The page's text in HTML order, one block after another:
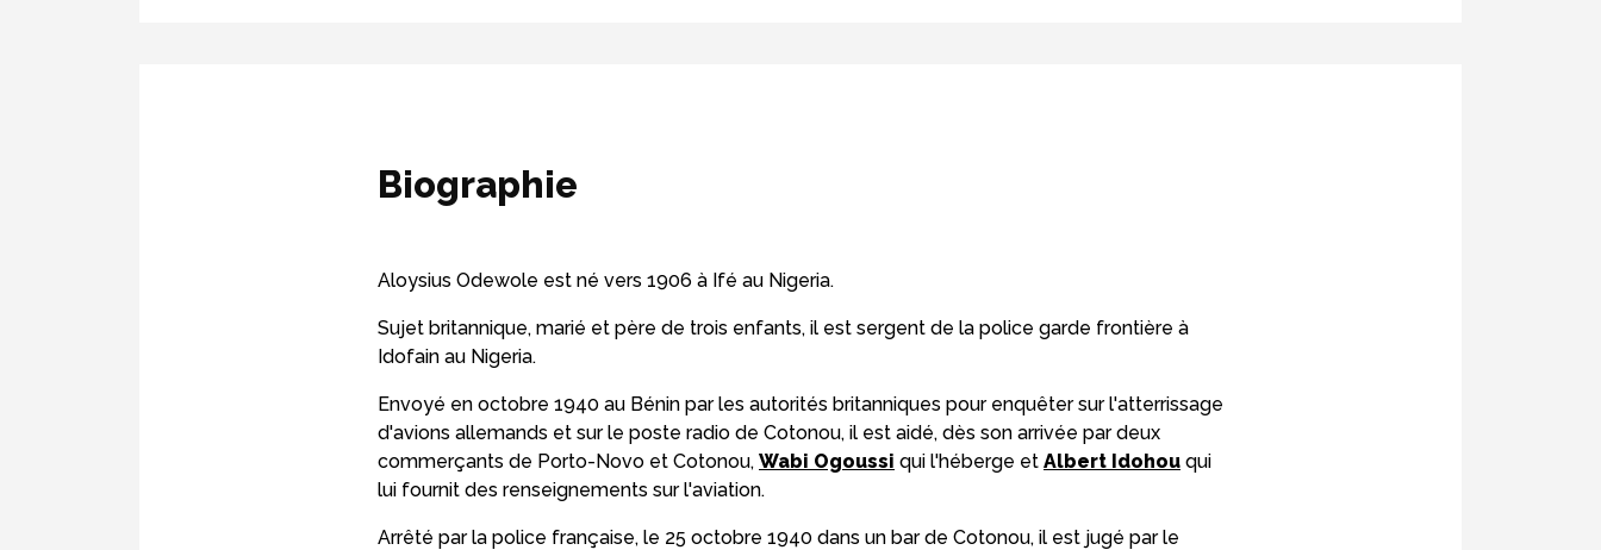
Biographie
Aloysius Odewole est né vers 1906 à Ifé au Nigeria.
Sujet britannique, marié et père de trois enfants, il est sergent de la police garde frontière à
Idofain au Nigeria.
Envoyé en octobre 1940 au Bénin par les autorités britanniques pour enquêter sur l'atterrissage
d'avions allemands et sur le poste radio de Cotonou, il est aidé, dès son arrivée par deux
commerçants de Porto-Novo et Cotonou, Wabi Ogoussi qui l'héberge et Albert Idohou qui
lui fournit des renseignements sur l'aviation.
Arrêté par la police française, le 25 octobre 1940 dans un bar de Cotonou, il est jugé par le